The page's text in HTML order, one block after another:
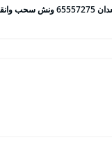
سيارات